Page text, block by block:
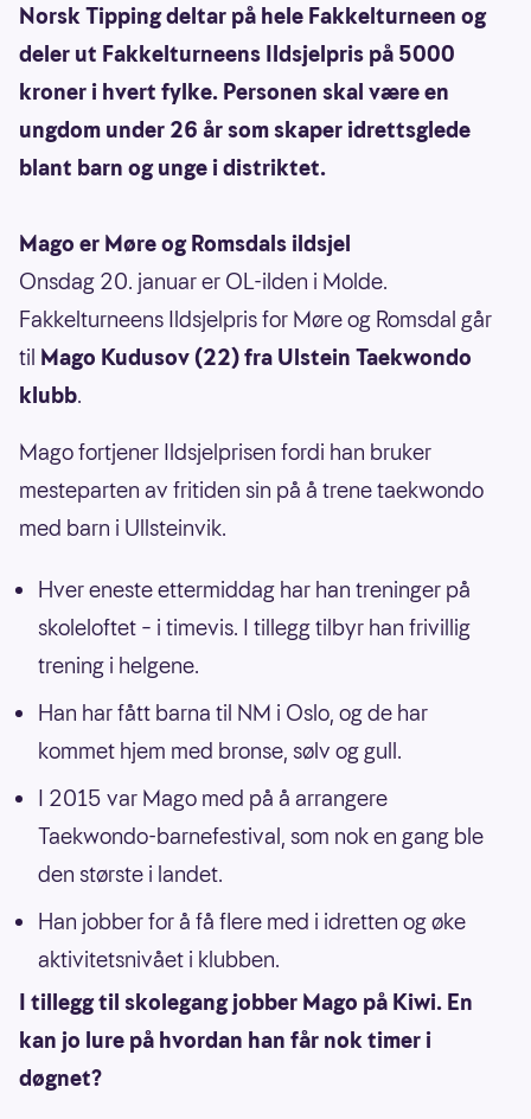
Norsk Tipping deltar på hele Fakkelturneen og
deler ut Fakkelturneens Ildsjelpris på 5000
kroner i hvert fylke. Personen skal være en
ungdom under 26 år som skaper idrettsglede
blant barn og unge i distriktet.
Mago er Møre og Romsdals ildsjel
Onsdag 20. januar er OL-ilden i Molde.
Fakkelturneens Ildsjelpris for Møre og Romsdal går
til Mago Kudusov (22) fra Ulstein Taekwondo
klubb.
Mago fortjener Ildsjelprisen fordi han bruker
mesteparten av fritiden sin på å trene taekwondo
med barn i Ullsteinvik.
Hver eneste ettermiddag har han treninger på
skoleloftet – i timevis. I tillegg tilbyr han frivillig
trening i helgene.
Han har fått barna til NM i Oslo, og de har
kommet hjem med bronse, sølv og gull.
I 2015 var Mago med på å arrangere
Taekwondo-barnefestival, som nok en gang ble
den største i landet.
Han jobber for å få flere med i idretten og øke
aktivitetsnivået i klubben.
I tillegg til skolegang jobber Mago på Kiwi. En
kan jo lure på hvordan han får nok timer i
døgnet?